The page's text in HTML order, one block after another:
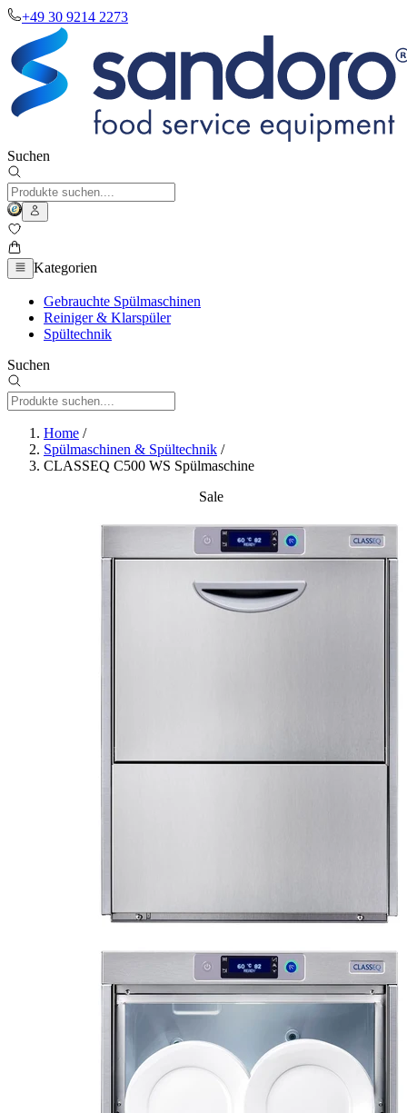
+49 30 9214 2273
Suchen
Kategorien
Gebrauchte Spülmaschinen
Reiniger & Klarspüler
Spültechnik
Suchen
Home /
Spülmaschinen & Spültechnik /
CLASSEQ C500 WS Spülmaschine
Sale